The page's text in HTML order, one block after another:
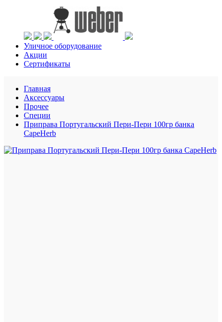
Уличное оборудование
Акции
Сертификаты
Главная
Аксессуары
Прочее
Специи
Приправа Португальский Пери-Пери 100гр банка
CapeHerb